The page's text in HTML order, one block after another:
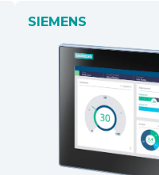
SIEMENS